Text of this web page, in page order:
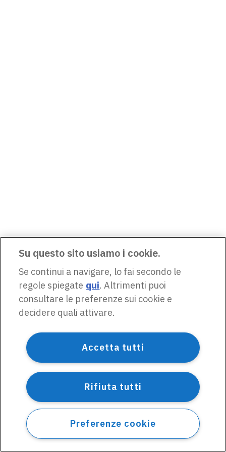
Su questo sito usiamo i cookie.
Se continui a navigare, lo fai secondo le
regole spiegate qui. Altrimenti puoi
consultare le preferenze sui cookie e
decidere quali attivare.
Accetta tutti
Rifiuta tutti
Preferenze cookie